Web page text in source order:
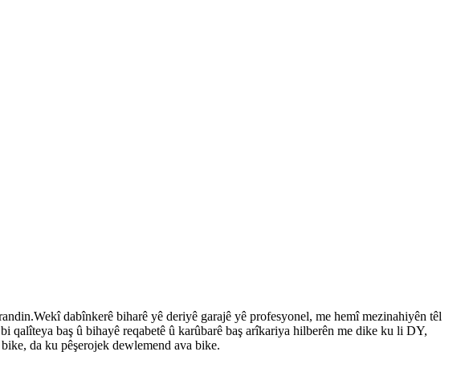
dabînkerê biharê yê deriyê garajê yê profesyonel, me hemî mezinahiyên têl
baş û bihayê reqabetê û karûbarê baş arîkariya hilberên me dike ku li DY,
da ku pêşerojek dewlemend ava bike.